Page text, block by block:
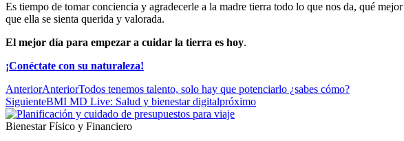
Es tiempo de tomar conciencia y agradecerle a la madre tierra todo lo que nos da, qué
que ella se sienta querida y valorada.
El mejor día para empezar a cuidar la tierra es hoy.
¡Conéctate con su naturaleza!
AnteriorAnteriorTodos tenemos talento, solo hay que potenciarlo ¿sabes cómo?
SiguienteBMI MD Live: Salud y bienestar digitalpróximo
Bienestar Físico y Financiero